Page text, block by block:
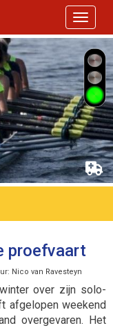
Toggle
proefvaart
Nico van Ravesteyn
over zijn solo-
afgelopen weekend
overgevaren. Het